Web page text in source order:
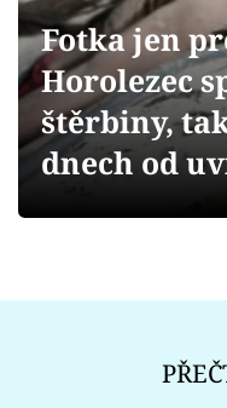
Videa
Sledujte prima+
Fotka jen
Horolezec
štěrbiny,
dnech od